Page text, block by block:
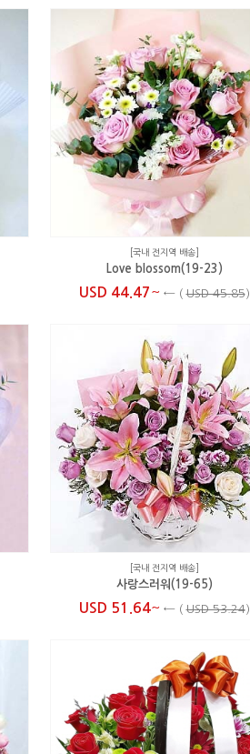
[국내 전지역 배송]
Love blossom(19-23)
USD 44.47 ~ ← (USD 45.85)
[국내 전지역 배송]
사랑스러워(19-65)
USD 51.64~ ← (USD 53.24)